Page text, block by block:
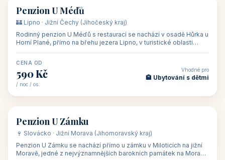
🏡 penzion
Penzion U Méďů
🏰 Lipno · Jižní Čechy (Jihočeský kraj)
Rodinný penzion U Méďů s restaurací se nachází v osadě Hůrka u
Horní Plané, přímo na břehu jezera Lipno, v turistické oblasti
CENA OD
590 Kč
/ noc / os.
Vhodné pro
🏨 Ubytování s dětmi
🏡 penzion
Penzion U Zámku
🍷 Slovácko · Jižní Morava (Jihomoravský kraj)
Penzion U Zámku se nachází přímo u zámku v Miloticích na jižní
Moravě, jedné z nejvýznamnějších barokních památek na Moravě,